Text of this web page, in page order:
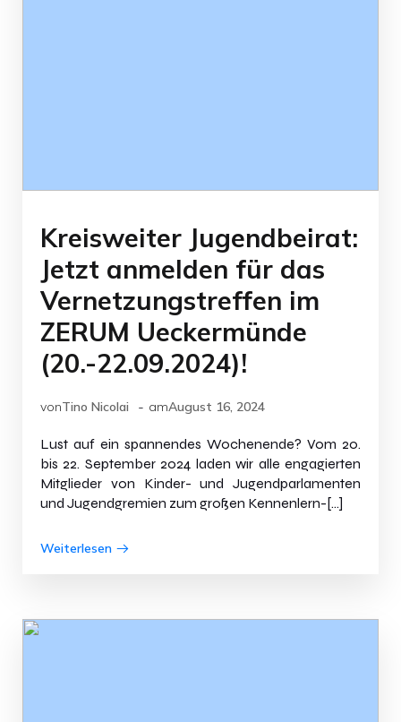
Kreisweiter Jugendbeirat:
Jetzt anmelden für das
Vernetzungstreffen im
ZERUM Ueckermünde
(20.-22.09.2024)!
vonTino Nicolai - amAugust 16, 2024
Lust auf ein spannendes Wochenende? Vom 20.
bis 22. September 2024 laden wir alle engagierten
Mitglieder von Kinder- und Jugendparlamenten
und Jugendgremien zum großen Kennenlern-[…]
Weiterlesen